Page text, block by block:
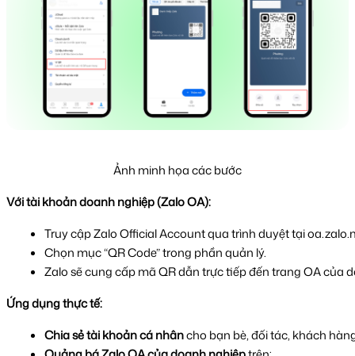
Ảnh minh họa các bước
Với tài khoản doanh nghiệp (Zalo OA):
Truy cập Zalo Official Account qua trình duyệt tại
Chọn mục “QR Code” trong phần quản lý.
Zalo sẽ cung cấp mã QR dẫn trực tiếp đến trang OA của
Ứng dụng thực tế:
Chia sẻ tài khoản cá nhân cho bạn bè, đối tác, khách